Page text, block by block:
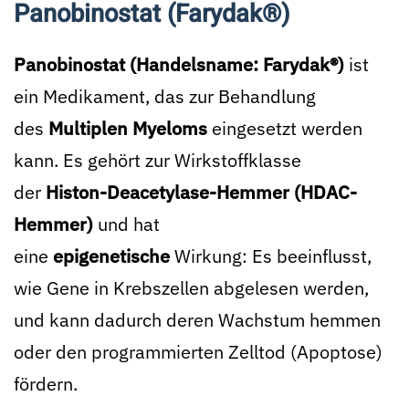
Panobinostat (Farydak®)
Panobinostat (Handelsname: Farydak®) ist
ein Medikament, das zur Behandlung
des Multiplen Myeloms eingesetzt werden
kann. Es gehört zur Wirkstoffklasse
der Histon-Deacetylase-Hemmer (HDAC-
Hemmer) und hat
eine epigenetischeWirkung: Es beeinflusst,
wie Gene in Krebszellen abgelesen werden,
und kann dadurch deren Wachstum hemmen
oder den programmierten Zelltod (Apoptose)
fördern.